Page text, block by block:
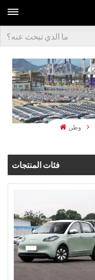
وطن
فئات المنتجات